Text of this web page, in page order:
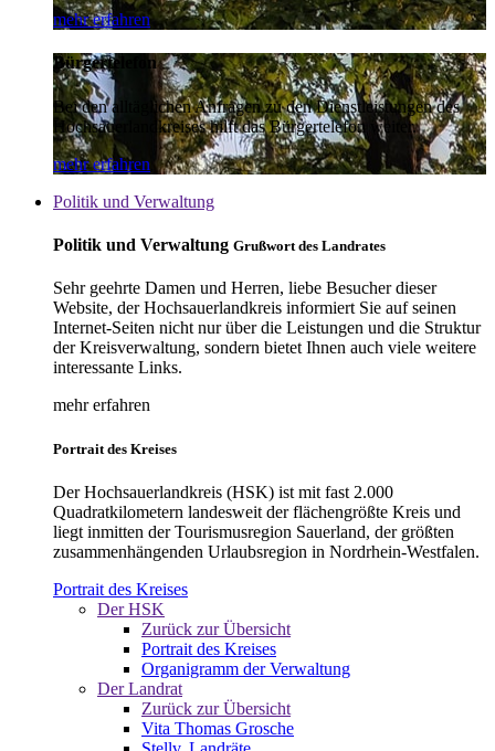
mehr erfahren
Bürgertelefon
Bei den alltäglichen Anfragen zu den Dienstleistungen des
Hochsauerlandkreises hilft das Bürgertelefon weiter.
mehr erfahren
Politik und Verwaltung
Politik und Verwaltung Grußwort des Landrates
Sehr geehrte Damen und Herren, liebe Besucher dieser
Website, der Hochsauerlandkreis informiert Sie auf seinen
Internet-Seiten nicht nur über die Leistungen und die Struktur
der Kreisverwaltung, sondern bietet Ihnen auch viele weitere
interessante Links.
mehr erfahren
Portrait des Kreises
Der Hochsauerlandkreis (HSK) ist mit fast 2.000
Quadratkilometern landesweit der flächengrößte Kreis und
liegt inmitten der Tourismusregion Sauerland, der größten
zusammenhängenden Urlaubsregion in Nordrhein-Westfalen.
Portrait des Kreises
Der HSK
Zurück zur Übersicht
Portrait des Kreises
Organigramm der Verwaltung
Der Landrat
Zurück zur Übersicht
Vita Thomas Grosche